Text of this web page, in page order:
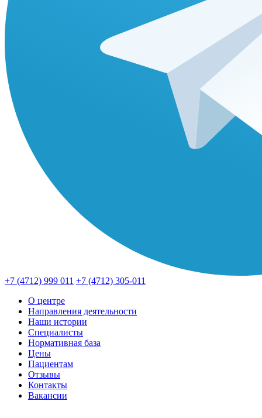
+7 (4712) 999 011 +7 (4712) 305-011
О центре
Направления деятельности
Наши истории
Специалисты
Нормативная база
Цены
Пациентам
Отзывы
Контакты
Вакансии